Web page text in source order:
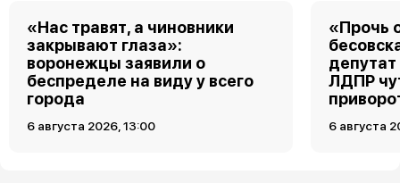
«Нас травят, а чиновники
закрывают глаза»:
воронежцы заявили о
беспределе на виду у всего
города
6 августа 2026, 13:00
«Прочь
ЛДПР
6 августа